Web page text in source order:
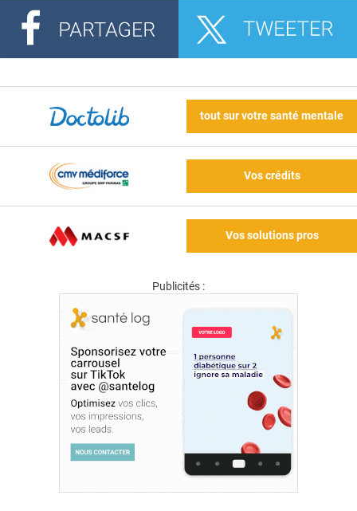
tout sur votre santé mentale
Vos crédits
Vos solutions pros
Publicités :